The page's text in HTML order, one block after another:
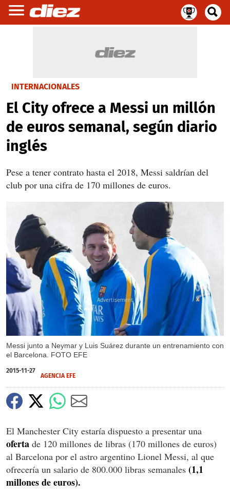
INTERNACIONALES
El City ofrece a Messi un millón
de euros semanal, según diario
inglés
Pese a tener contrato hasta el 2018, Messi saldrían del
club por una cifra de 170 millones de euros.
Messi junto a Neymar y Luis Suárez durante un entrenamiento con
el Barcelona. FOTO EFE
X
2015-11-27
AGENCIA EFE
El Manchester City estaría dispuesto a presentar una
oferta de 120 millones de libras (170 millones de euros)
al Barcelona por el astro argentino Lionel Messi, al que
ofrecería un salario de 800.000 libras semanales (1,1
millones de euros).